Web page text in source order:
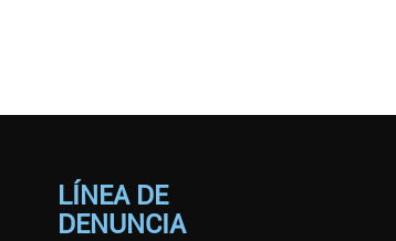
LÍNEA DE
DENUNCIA